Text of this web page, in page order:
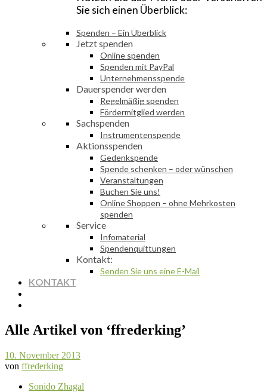
Sie sich einen Überblick:
Spenden – Ein Überblick
Jetzt spenden
Online spenden
Spenden mit PayPal
Unternehmensspende
Dauerspender werden
Regelmäßig spenden
Fördermitglied werden
Sachspenden
Instrumentenspende
Aktionsspenden
Gedenkspende
Spende schenken – oder wünschen
Veranstaltungen
Buchen Sie uns!
Online Shoppen – ohne Mehrkosten
spenden
Service
Infomaterial
Spendenquittungen
Kontakt:
Senden Sie uns eine E-Mail
KONTAKT
Alle Artikel von ‘ffrederking’
10. November 2013
von ffrederking
Sonido Zhagal